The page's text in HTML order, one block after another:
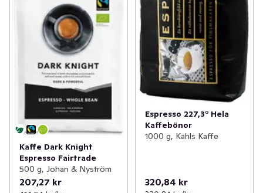
Kaffe Dark Knight
Espresso Fairtrade
500 g, Johan & Nyström
207,27 kr
Espresso 227,3° Hela
Kaffebönor
1000 g, Kahls Kaffe
320,84 kr